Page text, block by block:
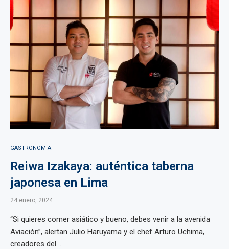
GASTRONOMÍA
Reiwa Izakaya: auténtica taberna
japonesa en Lima
24 enero, 2024
“Si quieres comer asiático y bueno, debes venir a la avenida
Aviación”, alertan Julio Haruyama y el chef Arturo Uchima,
creadores del ...